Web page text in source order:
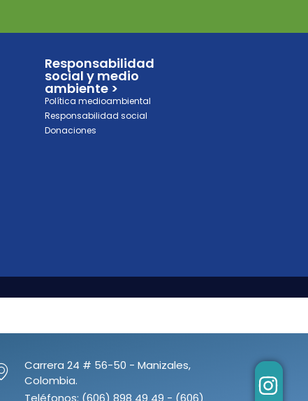
Responsabilidad
social y medio
ambiente >
Política medioambiental
Responsabilidad social
Donaciones
Carrera 24 # 56-50 - Manizales,
Colombia.
Teléfonos: (606) 898 49 49 - (606)